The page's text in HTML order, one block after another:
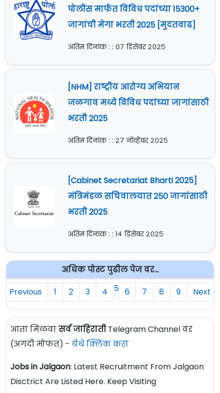
पोलीस मार्फत विविध पदांच्या 15300+
जागांची मेगा भरती 2025 [मुदतवाढ]
अंतिम दिनांक : : ०७ डिसेंबर २०२५
[NHM] राष्ट्रीय आरोग्य अभियान
जळगाव मध्ये विविध पदांच्या जागांसाठी
भरती 2025
अंतिम दिनांक : : २७ नोव्हेंबर २०२५
[Cabinet Secretariat Bharti 2025]
मंत्रिमंडळ सचिवालयात 250 जागांसाठी
भरती 2025
अंतिम दिनांक : : १४ डिसेंबर २०२५
अधिक पोस्ट पुढील पेज वर...
Previous
1 2 3 4 5 6 7 8 9 Next
आता मिळवासर्व जाहिरातीTelegram Channel वर
(अगदी मोफत) - येथे क्लिक करा
Jobs in Jalgaon: Latest Recruitment From Jalgaon
Disctrict Are Listed Here. Keep Visiting